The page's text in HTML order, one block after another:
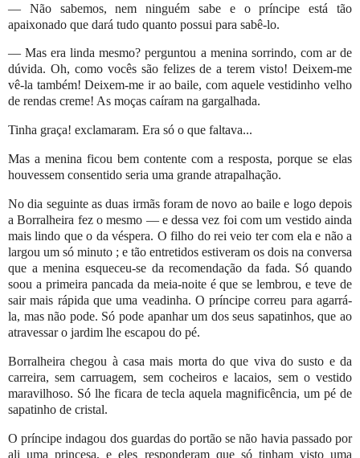
— Não sabemos, nem ninguém sabe e o príncipe está tão
apaixonado que dará tudo quanto possui para sabê-lo.
— Mas era linda mesmo? perguntou a menina sorrindo, com ar de
dúvida. Oh, como vocês são felizes de a terem visto! Deixem-me
vê-la também! Deixem-me ir ao baile, com aquele vestidinho velho
de rendas creme! As moças caíram na gargalhada.
Tinha graça! exclamaram. Era só o que faltava...
Mas a menina ficou bem contente com a resposta, porque se elas
houvessem consentido seria uma grande atrapalhação.
No dia seguinte as duas irmãs foram de novo ao baile e logo depois
a Borralheira fez o mesmo — e dessa vez foi com um vestido ainda
mais lindo que o da véspera. O filho do rei veio ter com ela e não a
largou um só minuto ; e tão entretidos estiveram os dois na conversa
que a menina esqueceu-se da recomendação da fada. Só quando
soou a primeira pancada da meia-noite é que se lembrou, e teve de
sair mais rápida que uma veadinha. O príncipe correu para agarrá-
la, mas não pode. Só pode apanhar um dos seus sapatinhos, que ao
atravessar o jardim lhe escapou do pé.
Borralheira chegou à casa mais morta do que viva do susto e da
carreira, sem carruagem, sem cocheiros e lacaios, sem o vestido
maravilhoso. Só lhe ficara de tecla aquela magnificência, um pé de
sapatinho de cristal.
O príncipe indagou dos guardas do portão se não havia passado por
ali uma princesa, e eles responderam que só tinham visto uma